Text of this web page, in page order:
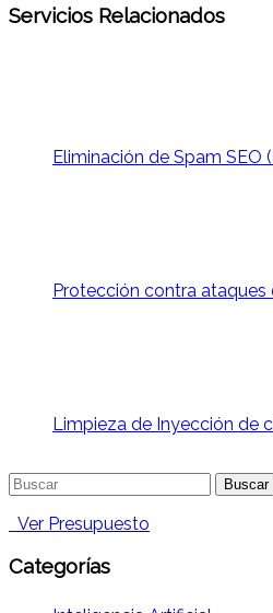
Servicios Relacionados
Eliminación de Spam
Protección contra ataques
Limpieza de Inyección de
Buscar:
Ver Presupuesto
Categorías